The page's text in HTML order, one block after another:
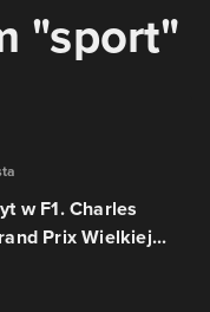
"sport"
w F1. Charles
Prix Wielkiej...